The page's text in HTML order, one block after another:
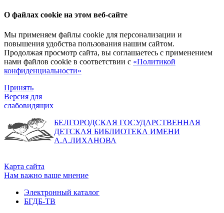
О файлах cookie на этом веб-сайте
Мы применяем файлы cookie для персонализации и
повышения удобства пользования нашим сайтом.
Продолжая просмотр сайта, вы соглашаетесь с применением
нами файлов cookie в соответствии с «Политикой
конфиденциальности»
Принять
Версия для
слабовидящих
БЕЛГОРОДСКАЯ ГОСУДАРСТВЕННАЯ
ДЕТСКАЯ БИБЛИОТЕКА ИМЕНИ
А.А.ЛИХАНОВА
Карта сайта
Нам важно ваше мнение
Электронный каталог
БГДБ-ТВ